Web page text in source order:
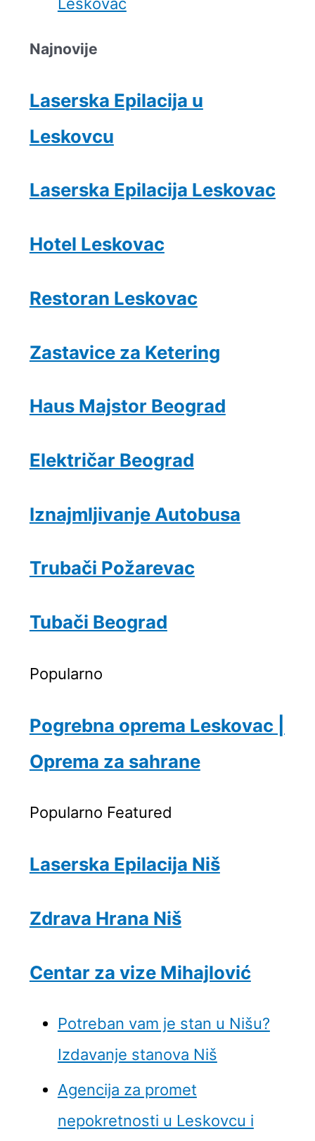
Najnovije
Laserska Epilacija u
Leskovcu
Laserska Epilacija Leskovac
Hotel Leskovac
Restoran Leskovac
Zastavice za Ketering
Haus Majstor Beograd
Električar Beograd
Iznajmljivanje Autobusa
Trubači Požarevac
Tubači Beograd
Popularno
Pogrebna oprema Leskovac |
Oprema za sahrane
Popularno Featured
Laserska Epilacija Niš
Zdrava Hrana Niš
Centar za vize Mihajlović
Potreban vam je stan u Nišu?
Izdavanje stanova Niš
Agencija za promet
nepokretnosti u Leskovcu i